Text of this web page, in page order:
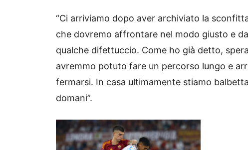
“Ci arriviamo dopo aver archiviato la
che dovremo affrontare nel modo giusto e
qualche difettuccio. Come ho già detto,
avremmo potuto fare un percorso lungo e
fermarsi. In casa ultimamente stiamo
domani”.